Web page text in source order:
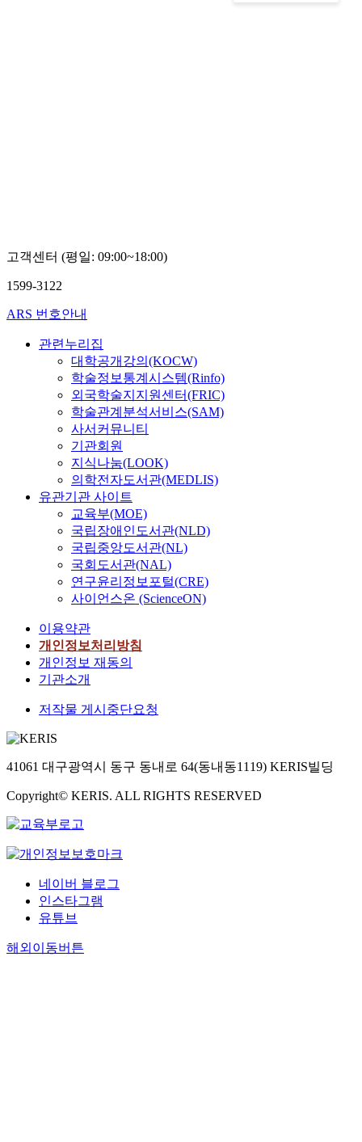
고객센터 (평일: 09:00~18:00)
1599-3122
ARS 번호안내
관련누리집
대학공개강의(KOCW)
학술정보통계시스템(Rinfo)
외국학술지지원센터(FRIC)
학술관계분석서비스(SAM)
사서커뮤니티
기관회원
지식나눔(LOOK)
의학전자도서관(MEDLIS)
유관기관 사이트
교육부(MOE)
국립장애인도서관(NLD)
국립중앙도서관(NL)
국회도서관(NAL)
연구윤리정보포털(CRE)
사이언스온 (ScienceON)
이용약관
개인정보처리방침
개인정보 재동의
기관소개
저작물 게시중단요청
41061 대구광역시 동구 동내로 64(동내동1119) KERIS빌딩
Copyright© KERIS. ALL RIGHTS RESERVED
네이버 블로그
인스타그램
유튜브
해외이동버튼